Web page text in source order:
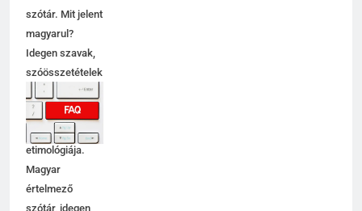
értelmező
szótár. Mit jelent
magyarul?
Idegen szavak,
szóösszetételek
jelentése,
magyarázata,
használata,
etimológiája.
Magyar
értelmező
6